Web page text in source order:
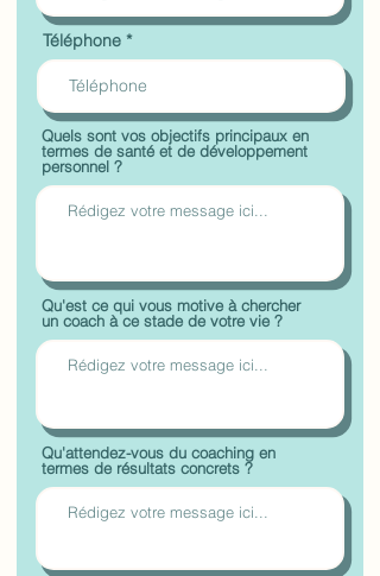
Téléphone
Quels sont vos objectifs principaux en
termes de santé et de développement
personnel ?
Qu'est ce qui vous motive à chercher
un coach à ce stade de votre vie ?
Qu'attendez-vous du coaching en
termes de résultats concrets ?